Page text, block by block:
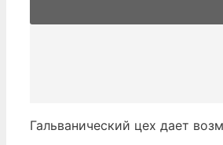
Гальванический цех дает